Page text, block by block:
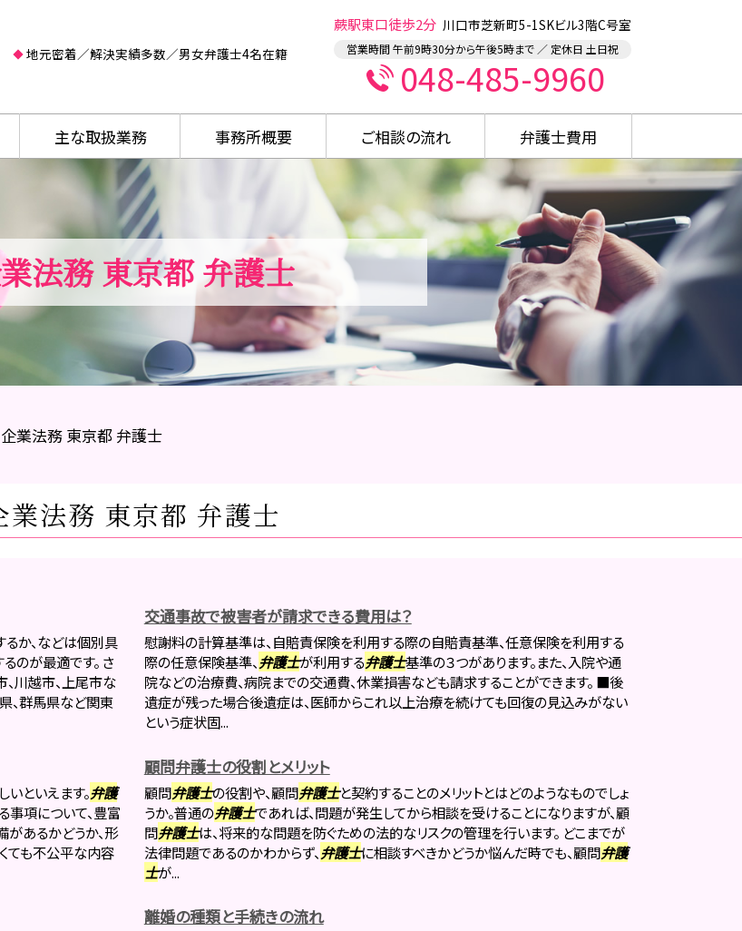
法務 東京都 弁護士
地元密着／解決実績多数／男女弁護士4名在籍
蕨駅東口徒歩2分 川口市芝新町5-1SKビル3階C号室
営業時間 午前9時30分から午後5時まで ／ 定休日 土日祝
048-485-9960
主な取扱業務 事務所概要 ご相談の流れ 弁護士費用
企業法務 東京都 弁護士
業法務 東京都 弁護士
か、などは個別具
のが最適です。 さ
川越市、上尾市な
、群馬県など関東
交通事故で被害者が請求できる費用は？
慰謝料の計算基準は、自賠責保険を利用する際の自賠責基準、任意保険を利用する
際の任意保険基準、弁護士が利用する弁護士基準の３つがあります。また、入院や通
院などの治療費、病院までの交通費、休業損害なども請求することができます。 ■後
遺症が残った場合後遺症は、医師からこれ以上治療を続けても回復の見込みがない
という症状固...
といえます。弁護
項について、豊富
があるかどうか、形
ても不公平な内容
顧問弁護士の役割とメリット
顧問弁護士の役割や、顧問弁護士と契約することのメリットとはどのようなものでしょ
うか。普通の弁護士であれば、問題が発生してから相談を受けることになりますが、顧
問弁護士は、将来的な問題を防ぐための法的なリスクの管理を行います。 どこまでが
法律問題であるのかわからず、 弁護士に相談すべきかどうか悩んだ時でも、顧問弁護
士が...
離婚の種類と手続きの流れ